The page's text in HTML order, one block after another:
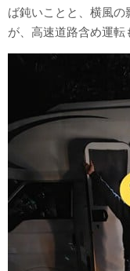
ば鈍いことと、横風
が、高速道路含め運転